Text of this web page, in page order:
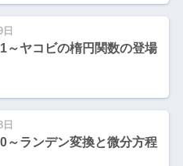
日
～ヤコビの楕円関数の登場
～ランデン変換と微分方程